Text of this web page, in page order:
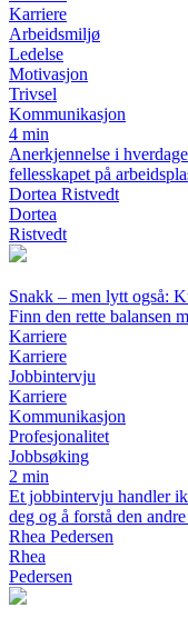
Karriere
Arbeidsmiljø
Ledelse
Motivasjon
Trivsel
Kommunikasjon
4 min
Anerkjennelse i
fellesskapet på
Dortea Ristvedt
Dortea
Ristvedt
Snakk – men lytt også:
Finn den rette balansen
Karriere
Karriere
Jobbintervju
Karriere
Kommunikasjon
Profesjonalitet
Jobbsøking
2 min
Et jobbintervju handler
deg og å forstå den
Rhea Pedersen
Rhea
Pedersen